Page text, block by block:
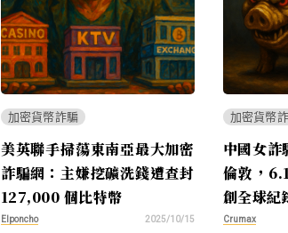
加密貨幣詐騙
美英聯手掃蕩東南亞最大加密
詐騙網：主嫌挖礦洗錢遭查封
127,000 個比特幣
Elponcho 2025/10/15
加密貨幣
中國女
倫敦，
創全球紀
Crumax